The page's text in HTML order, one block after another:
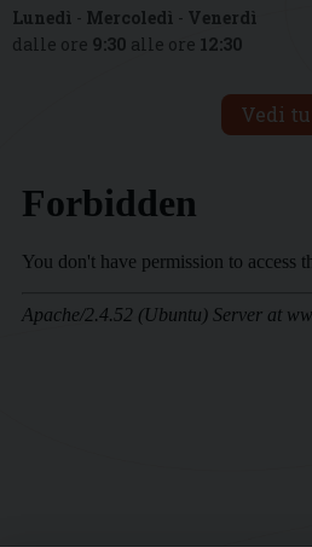
Lunedì - Mercoledì - Venerdì
dalle ore 9:30 alle ore 12:30
Vedi